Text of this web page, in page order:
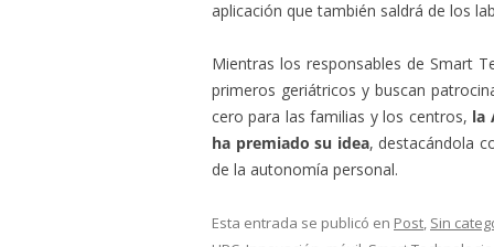
aplicación que también saldrá de los
Mientras los responsables de Smart
primeros geriátricos y buscan
cero para las familias y los centros, la
ha premiado su idea, destacándola
de la autonomía personal.
Esta entrada se publicó en Post, Sin